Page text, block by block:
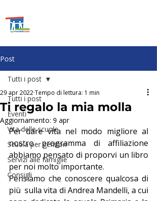
Post
Tutti i post
Eventi
Vita delle scuole
Scuola per genitori
Servizi alle famiglie
Consigli
Tutti i post
Ti regalo la mia molla
29 apr 2022Tempo di lettura: 1 min
Aggiornamento: 9 apr
Per dare vita nel modo migliore al
nostro programma di affiliazione
abbiamo pensato di proporvi un libro
per noi molto importante.
Pensiamo che conoscere qualcosa di
più  sulla vita di Andrea Mandelli, a cui